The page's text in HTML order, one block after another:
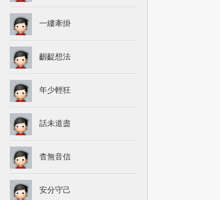
一縷牽掛
齷齪想法
年少輕狂
話未道盡
杳無音信
安分守己